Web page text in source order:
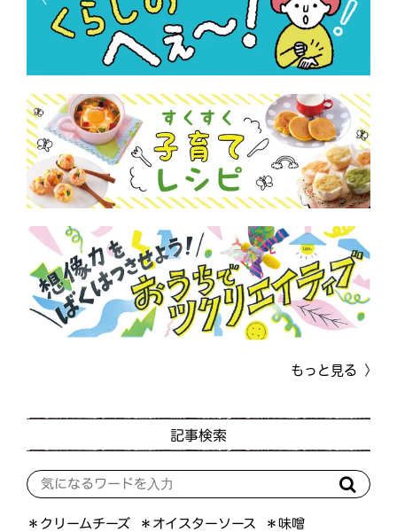
もっと見る
記事検索
＊クリームチーズ ＊オイスターソース ＊味噌